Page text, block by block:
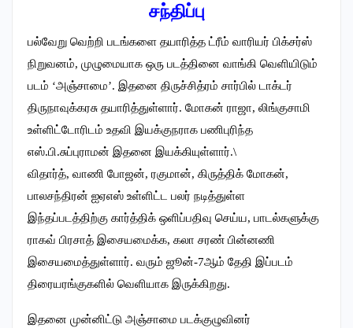
சந்திப்பு
பல்வேறு வெற்றி படங்களை தயாரித்த ட்ரீம் வாரியர் பிக்சர்ஸ்
நிறுவனம், முழுமையாக ஒரு படத்தினை வாங்கி வெளியிடும்
படம் ‘அஞ்சாமை’. இதனை திருச்சித்ரம் சார்பில் டாக்டர்
திருநாவுக்கரசு தயாரித்துள்ளார். மோகன் ராஜா, லிங்குசாமி
உள்ளிட்டோரிடம் உதவி இயக்குநராக பணிபுரிந்த
எஸ்.பி.சுப்புராமன் இதனை இயக்கியுள்ளார்.\
விதார்த், வாணி போஜன், ரகுமான், கிருத்திக் மோகன்,
பாலசந்திரன் ஐஏஎஸ் உள்ளிட்ட பலர் நடித்துள்ள
இந்தப்படத்திற்கு கார்த்திக் ஒளிப்பதிவு செய்ய, பாடல்களுக்கு
ராகவ் பிரசாத் இசையமைக்க, கலா சரண் பின்னணி
இசையமைத்துள்ளார். வரும் ஜூன்-7ஆம் தேதி இப்படம்
திரையரங்குகளில் வெளியாக இருக்கிறது.
இதனை முன்னிட்டு அஞ்சாமை படக்குழுவினர்